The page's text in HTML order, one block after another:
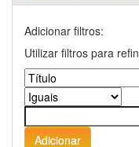
Adicionar filtros:
Utilizar filtros para